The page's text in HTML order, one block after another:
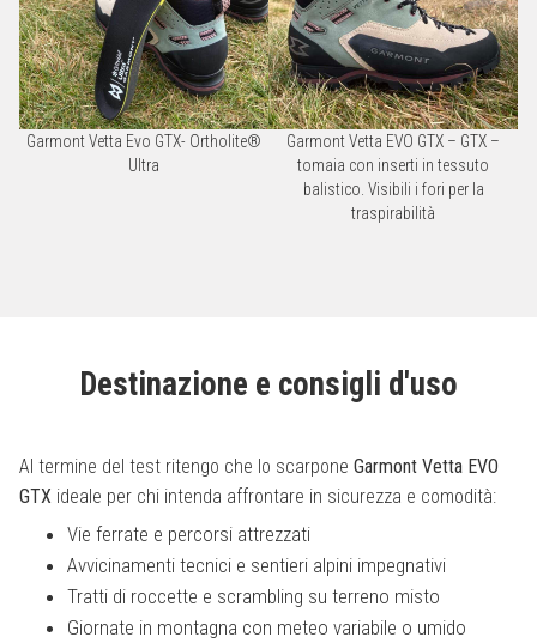
Garmont Vetta Evo GTX- Ortholite®
Ultra
Garmont Vetta EVO GTX – GTX –
tomaia con inserti in tessuto
balistico. Visibili i fori per la
traspirabilità
Destinazione e consigli d'uso
Al termine del test ritengo che lo scarpone Garmont Vetta EVO
GTX ideale per chi intenda affrontare in sicurezza e comodità:
Vie ferrate e percorsi attrezzati
Avvicinamenti tecnici e sentieri alpini impegnativi
Tratti di roccette e scrambling su terreno misto
Giornate in montagna con meteo variabile o umido